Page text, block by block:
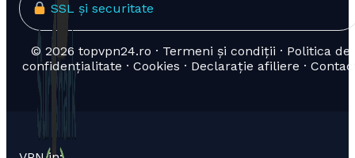
SSL și securitate
© 2026 topvpn24.ro · Termeni și condiții · Politica de
confidențialitate · Cookies · Declarație afiliere ·